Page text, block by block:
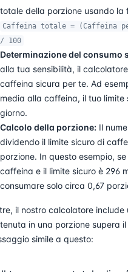
totale della porzione usando la
Caffeina totale = (Caffeina
/ 100
Determinazione del consumo
alla tua sensibilità, il
caffeina sicura per te. Ad
media alla caffeina, il tuo
giorno.
Calcolo della porzione: Il
dividendo il limite sicuro di
porzione. In questo esempio,
caffeina e il limite sicuro è 296
consumare solo circa 0,67
il nostro calcolatore
in una porzione supera
simile a questo: